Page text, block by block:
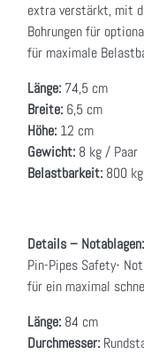
extra verstärkt, mit
Bohrungen für
für maximale
Länge: 74,5 cm
Breite: 6,5 cm
Höhe: 12 cm
Gewicht: 8 kg / Paar
Belastbarkeit: 800 kg
Details – Notablagen:
Pin-Pipes Safety-
für ein maximal
Länge: 84 cm
Durchmesser: